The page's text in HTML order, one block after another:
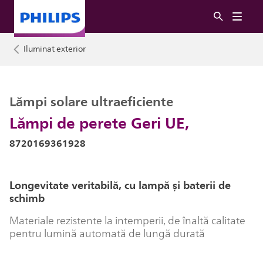
Iluminat exterior
Lămpi de perete Geri UE,
Lămpi solare ultraeficiente
8720169361928
Longevitate veritabilă, cu lampă și baterii de
schimb
Materiale rezistente la intemperii, de înaltă calitate
pentru lumină automată de lungă durată